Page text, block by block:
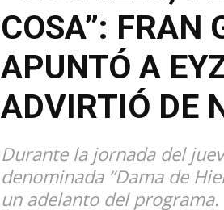
COSA”: FRAN
APUNTÓ A
ADVIRTIÓ DE
Durante la jornada del
denominada “Dama de
un adelanto del programa.